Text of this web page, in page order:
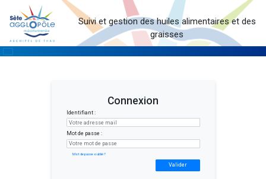
Suivi et gestion des huiles alimentaires et des
graisses
Connexion
Identifiant :
Mot de passe :
Mot de passe oublié ?
Valider